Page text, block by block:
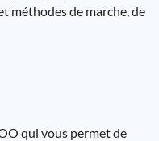
méthodes de marche, de
qui vous permet de